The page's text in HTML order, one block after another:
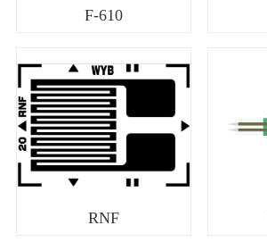
F-610
RNF